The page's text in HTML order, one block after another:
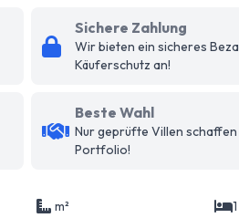
Sichere Zahlung
Wir bieten ein sicheres
Käuferschutz an!
Beste Wahl
Nur geprüfte Villen
Portfolio!
m²